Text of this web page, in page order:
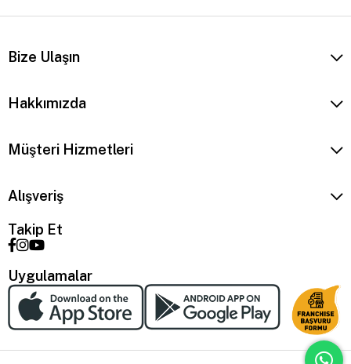
Bize Ulaşın
Hakkımızda
Müşteri Hizmetleri
Alışveriş
Takip Et
Uygulamalar